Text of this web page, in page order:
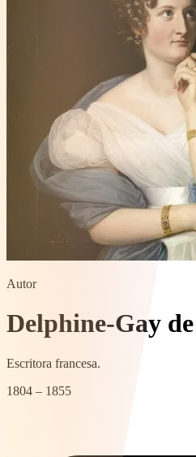
Autor
Delphine-Gay
Escritora francesa.
1804 – 1855